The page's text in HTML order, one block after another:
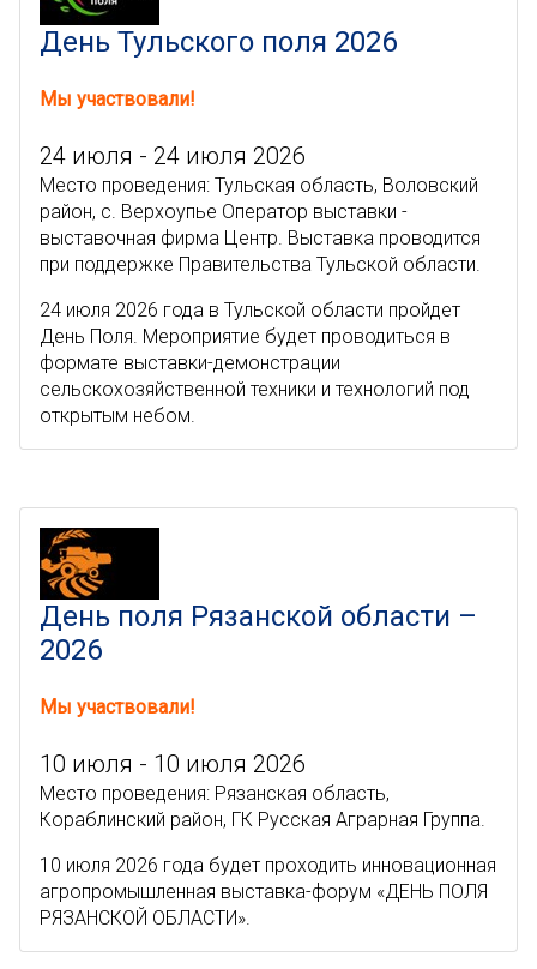
День Тульского поля 2026
Мы участвовали!
24 июля - 24 июля 2026
Место проведения: Тульская область, Воловский
район, с. Верхоупье Оператор выставки -
выставочная фирма Центр. Выставка проводится
при поддержке Правительства Тульской области.
24 июля 2026 года в Тульской области пройдет
День Поля. Мероприятие будет проводиться в
формате выставки-демонстрации
сельскохозяйственной техники и технологий под
открытым небом.
День поля Рязанской области –
2026
Мы участвовали!
10 июля - 10 июля 2026
Место проведения: Рязанская область,
Кораблинский район, ГК Русская Аграрная Группа.
10 июля 2026 года будет проходить инновационная
агропромышленная выставка-форум «ДЕНЬ ПОЛЯ
РЯЗАНСКОЙ ОБЛАСТИ».